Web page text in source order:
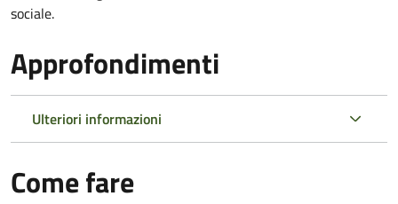
sociale.
Approfondimenti
Ulteriori informazioni
Come fare